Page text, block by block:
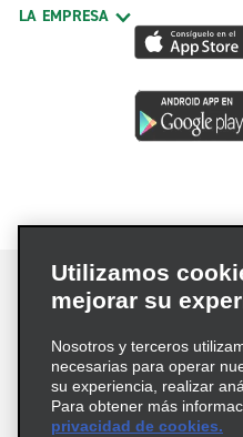
LA EMPRESA
Términos de uso
Política
Información de
Utilizamos
mejorar su
Nosotros y terceros
necesarias para operar
su experiencia, realizar
Para obtener más
privacidad de cookies.